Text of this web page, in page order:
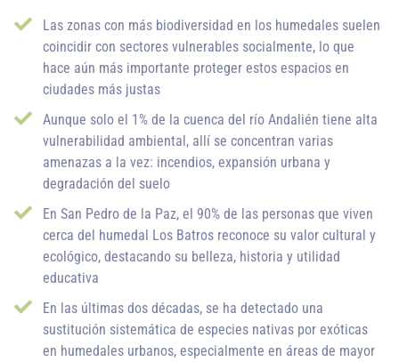
Las zonas con más biodiversidad en los humedales suelen
coincidir con sectores vulnerables socialmente, lo que
hace aún más importante proteger estos espacios en
ciudades más justas
Aunque solo el 1% de la cuenca del río Andalién tiene alta
vulnerabilidad ambiental, allí se concentran varias
amenazas a la vez: incendios, expansión urbana y
degradación del suelo
En San Pedro de la Paz, el 90% de las personas que viven
cerca del humedal Los Batros reconoce su valor cultural y
ecológico, destacando su belleza, historia y utilidad
educativa
En las últimas dos décadas, se ha detectado una
sustitución sistemática de especies nativas por exóticas
en humedales urbanos, especialmente en áreas de mayor